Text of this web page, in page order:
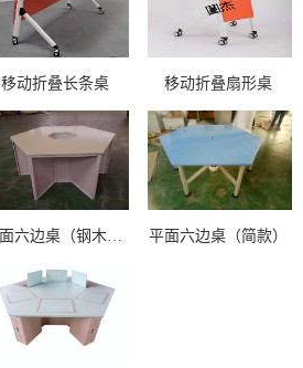
移动折叠长条桌 移动折叠扇形桌
平面六边桌（钢木结构） 平面六边桌（简款）